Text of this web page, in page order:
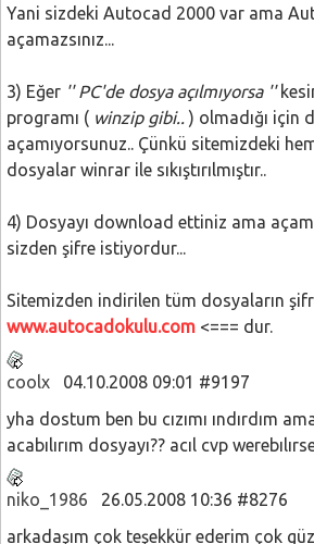
Yani sizdeki Autocad 2000 var ama
açamazsınız...
3) Eğer '' PC'de dosya açılmıyorsa ''
programı ( winzip gibi.. ) olmadığı için
açamıyorsunuz.. Çünkü sitemizdeki
dosyalar winrar ile sıkıştırılmıştır..
4) Dosyayı download ettiniz ama
sizden şifre istiyordur...
Sitemizden indirilen tüm dosyaların
www.autocadokulu.com <=== dur.
coolx 04.10.2008 09:01 #9197
yha dostum ben bu cızımı ındırdım
acabılırım dosyayı?? acıl cvp
niko_1986 26.05.2008 10:36 #8276
arkadaşım çok teşekkür ederim çok